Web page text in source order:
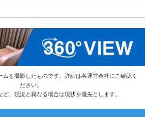
を撮影したものです。詳細は各運営会社にご確認く
ださい。
、現況と異なる場合は現状を優先とします。